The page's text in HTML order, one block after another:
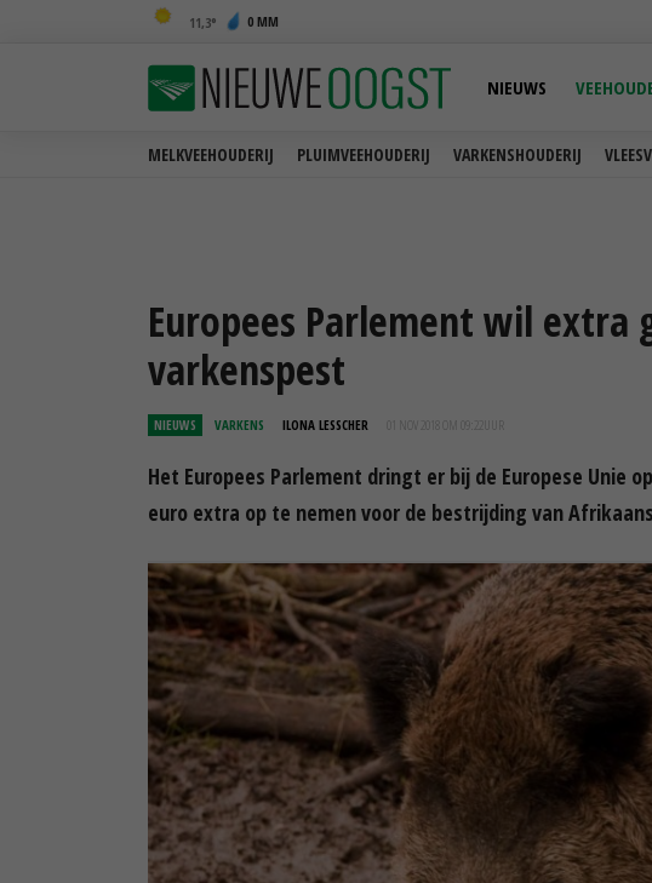
11,3 0 MM
MELKVEEHOUDERIJ PLUIMVEEHOUDERIJ VARKENSHOUDERIJ
NIEUWS
Europees Parlement wil extra
varkenspest
NIEUWS VARKENS ILONA LESSCHER 01 NOV 2018 OM 09:22
Het Europees Parlement dringt er bij de Europese Unie
euro extra op te nemen voor de bestrijding van